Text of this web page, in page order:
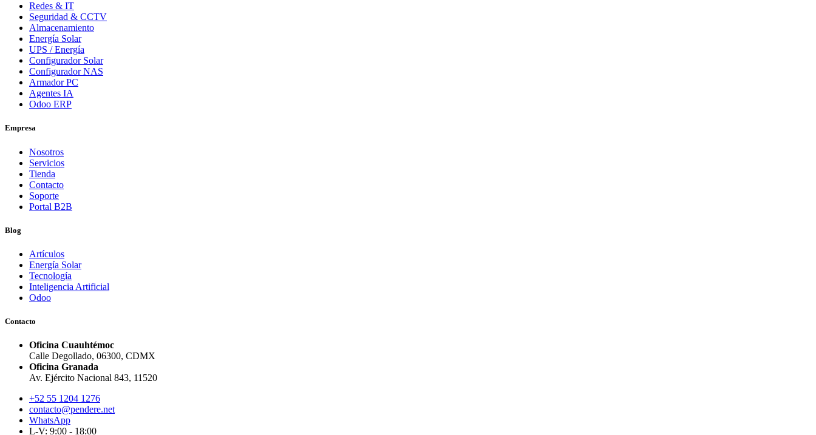
Redes & IT
Seguridad & CCTV
Almacenamiento
Energía Solar
UPS / Energía
Configurador Solar
Configurador NAS
Armador PC
Agentes IA
Odoo ERP
Empresa
Nosotros
Servicios
Tienda
Contacto
Soporte
Portal B2B
Blog
Artículos
Energía Solar
Tecnología
Inteligencia Artificial
Odoo
Contacto
Oficina Cuauhtémoc
Calle Degollado, 06300, CDMX
Oficina Granada
Av. Ejército Nacional 843, 11520
+52 55 1204 1276
contacto@pendere.net
WhatsApp
L-V: 9:00 - 18:00